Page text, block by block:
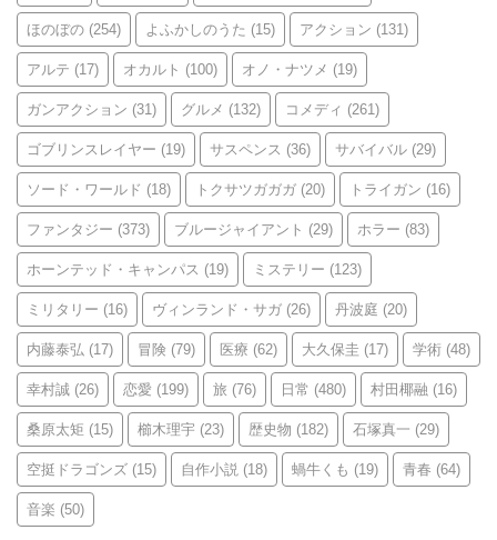
ほのぼの (254) よふかしのうた (15) アクション (131)
アルテ (17) オカルト (100) オノ・ナツメ (19)
ガンアクション (31) グルメ (132) コメディ (261)
ゴブリンスレイヤー (19) サスペンス (36) サバイバル (29)
ソード・ワールド (18) トクサツガガガ (20) トライガン (16)
ファンタジー (373) ブルージャイアント (29) ホラー (83)
ホーンテッド・キャンパス (19) ミステリー (123)
ミリタリー (16) ヴィンランド・サガ (26) 丹波庭 (20)
内藤泰弘 (17) 冒険 (79) 医療 (62) 大久保圭 (17) 学術 (48)
幸村誠 (26) 恋愛 (199) 旅 (76) 日常 (480) 村田椰融 (16)
桑原太矩 (15) 櫛木理宇 (23) 歴史物 (182) 石塚真一 (29)
空挺ドラゴンズ (15) 自作小説 (18) 蝸牛くも (19) 青春 (64)
音楽 (50)